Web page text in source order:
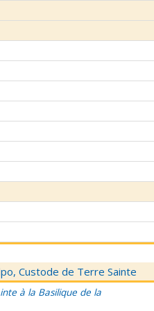
Custode de Terre Sainte
à la Basilique de la